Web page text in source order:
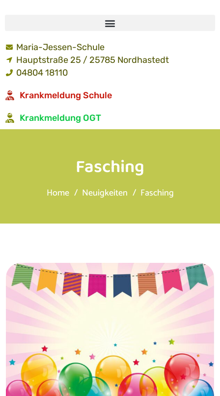
Maria-Jessen-Schule
Hauptstraße 25 / 25785 Nordhastedt
04804 18110
Krankmeldung Schule
Krankmeldung OGT
Fasching
Home Neuigkeiten Fasching